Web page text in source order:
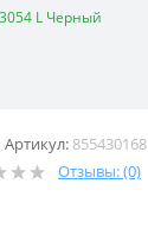
L Черный
Артикул: 855430168
Отзывы: (0)